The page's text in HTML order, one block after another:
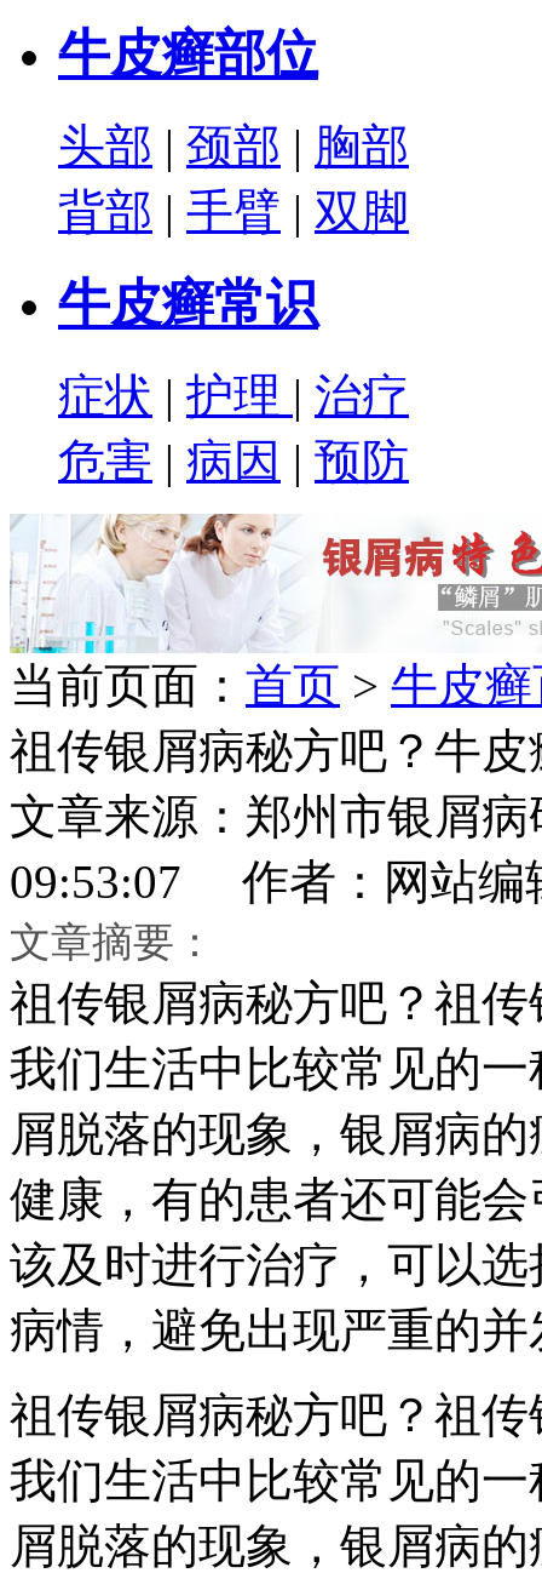
牛皮癣部位
头部 | 颈部 | 胸部
背部 | 手臂 | 双脚
牛皮癣常识
症状 | 护理 | 治疗
危害 | 病因 | 预防
当前页面： 首页 > 牛皮
祖传银屑病秘方吧？牛
文章来源：郑州市银屑
09:53:07 作者：网站编
文章摘要：
祖传银屑病秘方吧？祖
我们生活中比较常见的
屑脱落的现象，银屑病
健康，有的患者还可能
该及时进行治疗，可以
病情，避免出现严重的
祖传银屑病秘方吧？祖
我们生活中比较常见的
屑脱落的现象，银屑病